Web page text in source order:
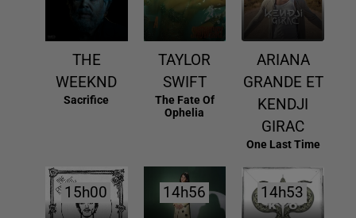
THE
WEEKND
Sacrifice
TAYLOR
SWIFT
The Fate Of
Ophelia
ARIANA
GRANDE ET
KENDJI
GIRAC
One Last Time
15h00
15h00 14h56
14h56 14h53
14h53